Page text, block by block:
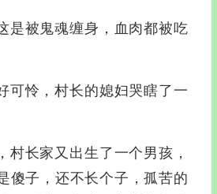
是被鬼魂缠身，血肉都被吃
可怜，村长的媳妇哭瞎了一
村长家又出生了一个男孩，
傻子，还不长个子，孤苦的